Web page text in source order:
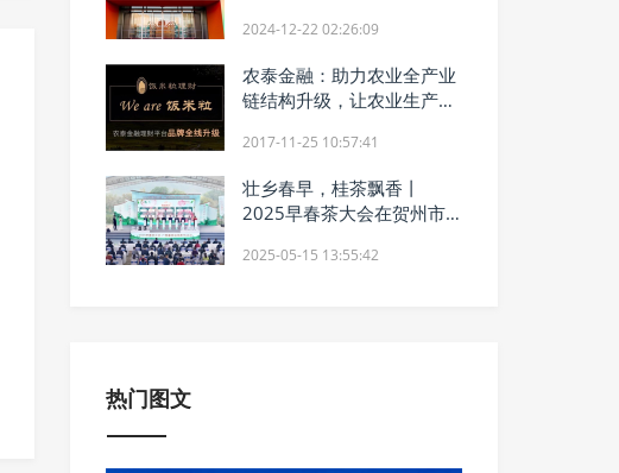
相2024中国绿色食品博览
会
2024-12-22 02:26:09
农泰金融：助力农业全产业
链结构升级，让农业生产更
2017-11-25 10:57:41
壮乡春早，桂茶飘香丨
2025早春茶大会在贺州市
2025-05-15 13:55:42
热门图文